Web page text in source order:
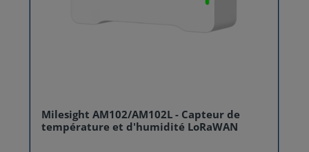
Milesight AM102/AM102L - Capteur de
température et d'humidité LoRaWAN